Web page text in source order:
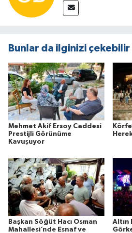
Bunlar da ilginizi çekebilir
Mehmet Akif Ersoy Caddesi
Prestijli Görünüme
Kavuşuyor
Başkan Söğüt Hacı Osman
Mahallesi’nde Esnaf ve
Altın